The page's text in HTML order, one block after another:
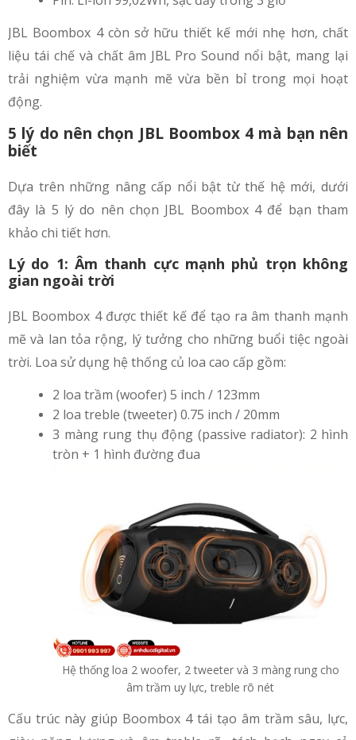
JBL Boombox 4 còn sở hữu thiết kế mới nhẹ hơn, chất
liệu tái chế và chất âm JBL Pro Sound nổi bật, mang lại
trải nghiệm vừa mạnh mẽ vừa bền bỉ trong mọi hoạt
động.
5 lý do nên chọn JBL Boombox 4 mà bạn nên
biết
Dựa trên những nâng cấp nổi bật từ thế hệ mới, dưới
đây là 5 lý do nên chọn JBL Boombox 4 để bạn tham
khảo chi tiết hơn.
Lý do 1: Âm thanh cực mạnh phủ trọn không
gian ngoài trời
JBL Boombox 4 được thiết kế để tạo ra âm thanh mạnh
mẽ và lan tỏa rộng, lý tưởng cho những buổi tiệc ngoài
trời. Loa sử dụng hệ thống củ loa cao cấp gồm:
2 loa trầm (woofer) 5 inch / 123mm
2 loa treble (tweeter) 0.75 inch / 20mm
3 màng rung thụ động (passive radiator): 2 hình
tròn + 1 hình đường đua
Hệ thống loa 2 woofer, 2 tweeter và 3 màng rung cho
âm trầm uy lực, treble rõ nét
Cấu trúc này giúp Boombox 4 tái tạo âm trầm sâu, lực,